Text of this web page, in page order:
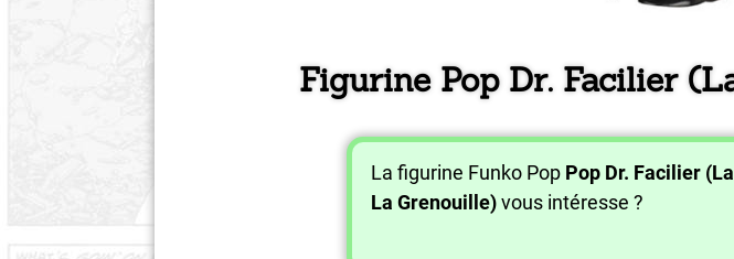
Figurine Pop Dr. Facilier
La figurine Funko Pop Pop Dr. Facilier
La Grenouille)vous intéresse ?